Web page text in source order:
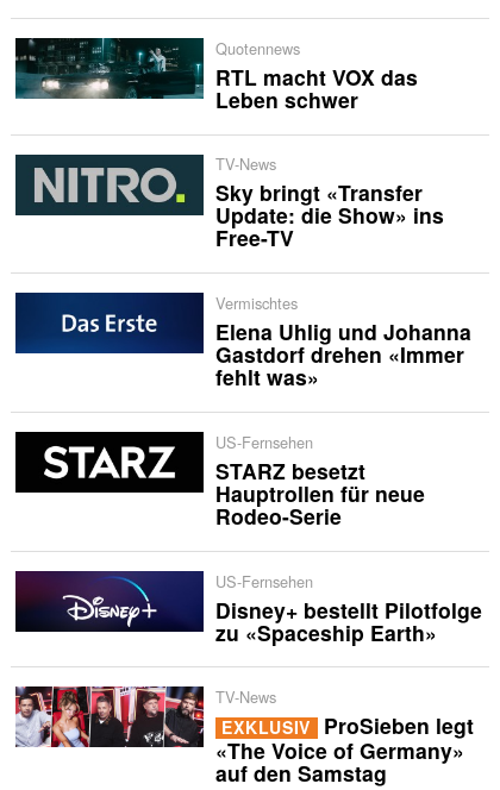
Quotennews
RTL macht VOX das
Leben schwer
TV-News
Sky bringt «Transfer
Update: die Show» ins
Free-TV
Vermischtes
Elena Uhlig und Johanna
Gastdorf drehen «Immer
fehlt was»
US-Fernsehen
STARZ besetzt
Hauptrollen für neue
Rodeo-Serie
US-Fernsehen
Disney+ bestellt Pilotfolge
zu «Spaceship Earth»
TV-News
EXKLUSIV ProSieben legt
«The Voice of Germany»
auf den Samstag